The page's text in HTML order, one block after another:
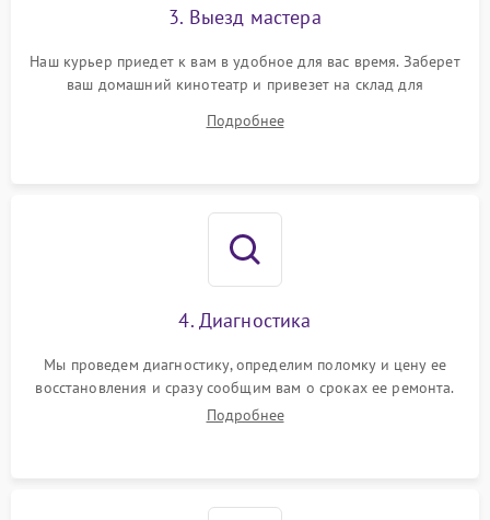
3. Выезд мастера
Наш курьер приедет к вам в удобное для вас время. Заберет
ваш домашний кинотеатр и привезет на склад для
Подробнее
4. Диагностика
Мы проведем диагностику, определим поломку и цену ее
восстановления и сразу сообщим вам о сроках ее ремонта.
Подробнее